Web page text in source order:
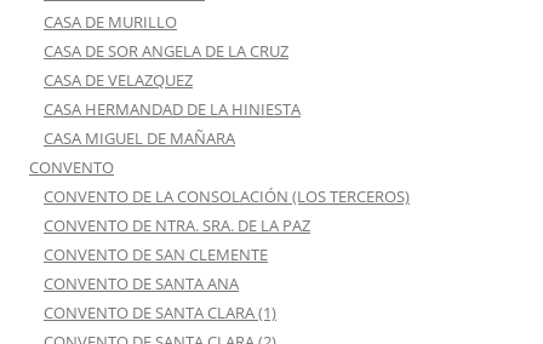
CASA DE MURILLO
CASA DE SOR ANGELA DE LA CRUZ
CASA DE VELAZQUEZ
CASA HERMANDAD DE LA HINIESTA
CASA MIGUEL DE MAÑARA
CONVENTO
CONVENTO DE LA CONSOLACIÓN (LOS TERCEROS)
CONVENTO DE NTRA. SRA. DE LA PAZ
CONVENTO DE SAN CLEMENTE
CONVENTO DE SANTA ANA
CONVENTO DE SANTA CLARA (1)